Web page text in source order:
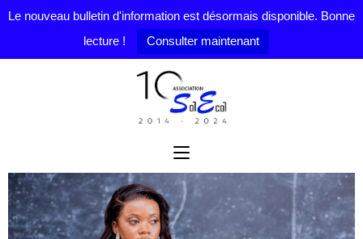
Le nouveau bulletin d'information est désormais disponible. Bonne
lecture !
Consulter maintenant